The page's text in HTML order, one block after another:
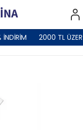
2000 TL